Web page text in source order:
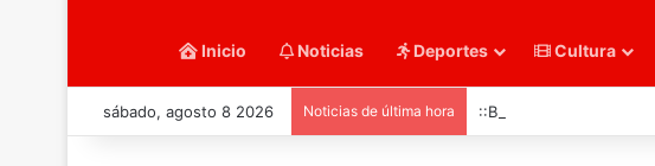
Inicio Noticias Deportes Cultura
sábado, agosto 8 2026 Noticias de última hora ::Balonmano – A un